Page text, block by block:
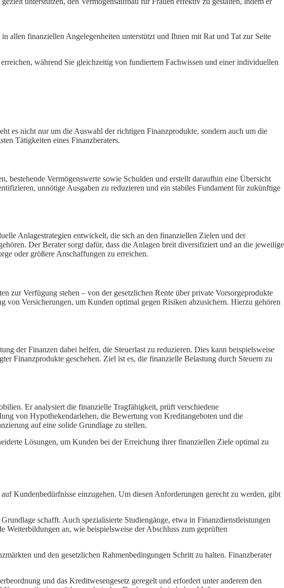
allen finanziellen Angelegenheiten unterstützt und Ihnen mit Rat und Tat zur Seite
während Sie gleichzeitig von fundiertem Fachwissen und einer individuellen
es nicht nur um die Auswahl der richtigen Finanzprodukte, sondern auch um die
Tätigkeiten eines Finanzberaters.
Vermögenswerte sowie Schulden und erstellt daraufhin eine Übersicht
unnötige Ausgaben zu reduzieren und ein stabiles Fundament für zukünftige
Anlagestrategien entwickelt, die sich an den finanziellen Zielen und der
Der Berater sorgt dafür, dass die Anlagen breit diversifiziert und an die jeweilige
oder größere Anschaffungen zu erreichen.
zur Verfügung stehen – von der gesetzlichen Rente über private Vorsorgeprodukte
Versicherungen, um Kunden optimal gegen Risiken abzusichern. Hierzu gehören
der Finanzen dabei helfen, die Steuerlast zu reduzieren. Dies kann beispielsweise
Finanzprodukte geschehen. Ziel ist es, die finanzielle Belastung durch Steuern zu
Er analysiert die finanzielle Tragfähigkeit, prüft verschiedene
von Hypothekendarlehen, die Bewertung von Kreditangeboten und die
auf eine solide Grundlage zu stellen.
Lösungen, um Kunden bei der Erreichung ihrer finanziellen Ziele optimal zu
Kundenbedürfnisse einzugehen. Um diesen Anforderungen gerecht zu werden, gibt
schafft. Auch spezialisierte Studiengänge, etwa in Finanzdienstleistungen
Weiterbildungen an, wie beispielsweise der Abschluss zum geprüften
und den gesetzlichen Rahmenbedingungen Schritt zu halten. Finanzberater
und das Kreditwesengesetz geregelt und erfordert unter anderem den